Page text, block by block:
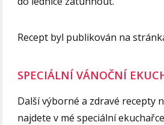
Recept byl publikován na
SPECIÁLNÍ VÁNOČNÍ
Další výborné a zdravé recepty
najdete v mé speciální ekuchařce